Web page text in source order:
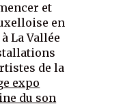
et
en
La Vallée
de la
expo
du son